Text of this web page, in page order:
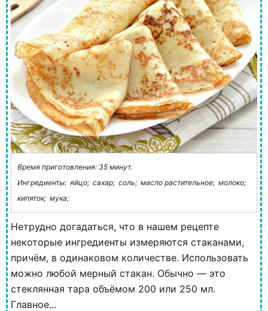
Время приготовления: 35 минут.
Ингредиенты: яйцо; сахар; соль; масло растительное; молоко;
кипяток; мука;
Нетрудно догадаться, что в нашем рецепте
некоторые ингредиенты измеряются стаканами,
причём, в одинаковом количестве. Использовать
можно любой мерный стакан. Обычно — это
стеклянная тара объёмом 200 или 250 мл.
Главное...